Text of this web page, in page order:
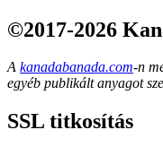
©2017-2026
A kanadabanada.com-n
egyéb publikált anyagot
SSL titkosítás